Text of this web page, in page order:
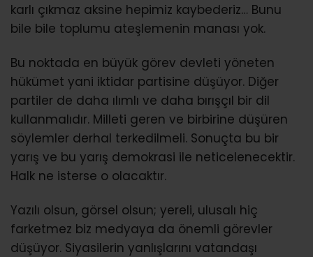
karlı çıkmaz aksine hepimiz kaybederiz… Bunu
bile bile toplumu ateşlemenin manası yok.
Bu noktada en büyük görev devleti yöneten
hükümet yani iktidar partisine düşüyor. Diğer
partiler de daha ılımlı ve daha bırışçıl bir dil
kullanmalıdır. Milleti geren ve birbirine düşüren
söylemler derhal terkedilmeli. Sonuçta bu bir
yarış ve bu yarış demokrasi ile neticelenecektir.
Halk ne isterse o olacaktır.
Yazılı olsun, görsel olsun; yereli, ulusalı hiç
farketmez biz medyaya da önemli görevler
düşüyor. Siyasilerin yanlışlarını vatandaşı